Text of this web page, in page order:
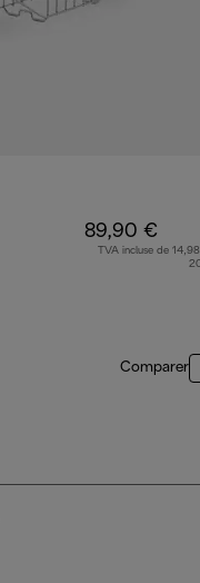
89,90 €
TVA incluse de
Comparer